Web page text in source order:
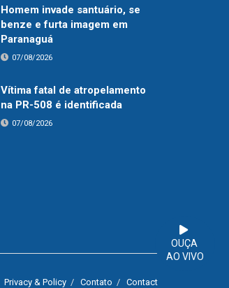
OUÇA
AO VIVO
Homem invade santuário, se
benze e furta imagem em
Paranaguá
07/08/2026
Vítima fatal de atropelamento
na PR-508 é identificada
07/08/2026
Privacy & Policy Contato Contact